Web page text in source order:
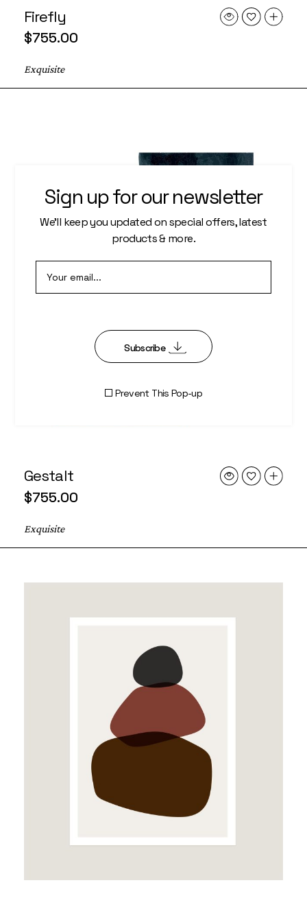
Firefly
$755.00
Exquisite
Gestalt
$755.00
Exquisite
Sign up for our newsletter
We’ll keep you updated on special offers, latest
products & more.
Subscribe
Prevent This Pop-up